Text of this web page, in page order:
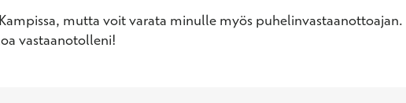
mutta voit varata minulle myös puhelinvastaanottoajan.
vastaanotolleni!